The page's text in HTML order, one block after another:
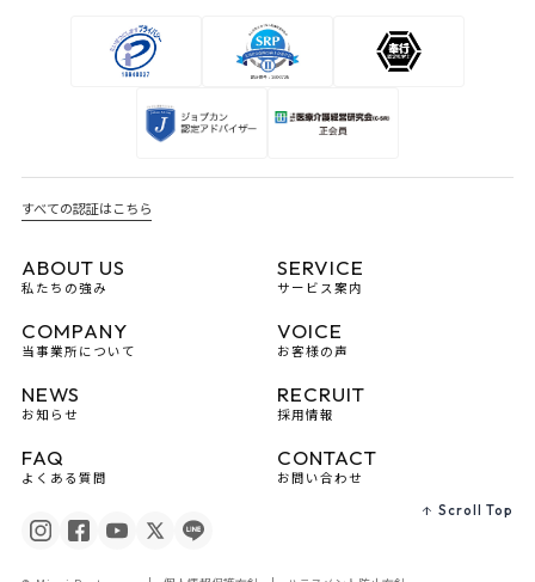
Scroll Top
すべての認証はこちら
ABOUT US
私たちの強み
SERVICE
サービス案内
COMPANY
当事業所について
VOICE
お客様の声
NEWS
お知らせ
RECRUIT
採用情報
FAQ
よくある質問
CONTACT
お問い合わせ